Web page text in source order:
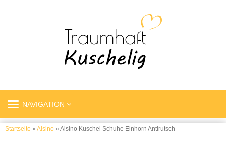
TOGGLE
NAVIGATION
Startseite » Alsino » Alsino Kuschel Schuhe Einhorn Antirutsch